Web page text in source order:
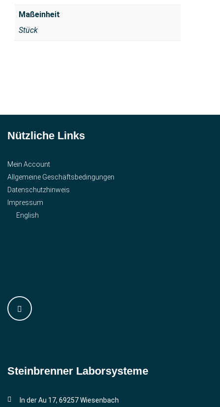
Maßeinheit
Stück
Nützliche Links
Mein Account
Allgemeine Geschäftsbedingungen
Datenschutzhinweis
Impressum
English
Steinbrenner ­Laborsysteme
In der Au 17, 69257 Wiesenbach